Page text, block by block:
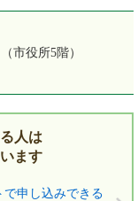
市役所5階）
人は
ます
申し込みできる